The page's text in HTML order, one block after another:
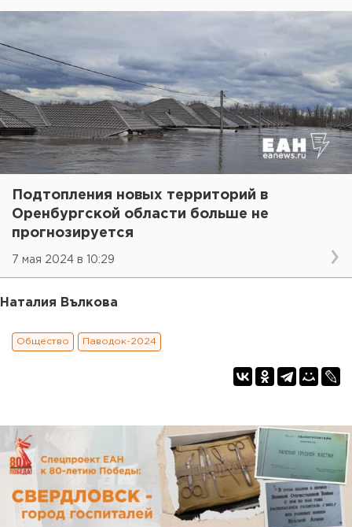
Подтопления новых территорий в
Оренбургской области больше не
прогнозируется
7 мая 2024 в 10:29
Наталия Вълкова
Общество Паводок-2024